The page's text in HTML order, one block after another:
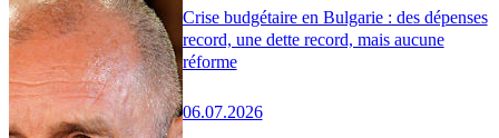
Crise budgétaire en Bulgarie : des dépenses
record, une dette record, mais aucune
réforme
06.07.2026